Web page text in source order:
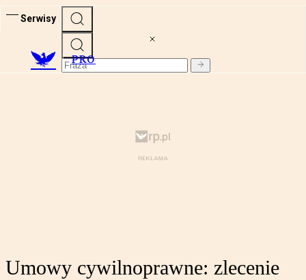
Serwisy
PRO
Umowy cywilnoprawne: zlecenie